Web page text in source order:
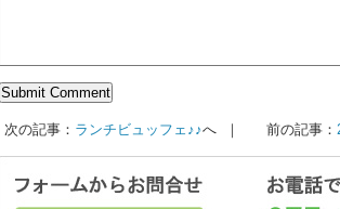
次の記事： ランチビュッフェ♪♪へ ｜ 前の記事：